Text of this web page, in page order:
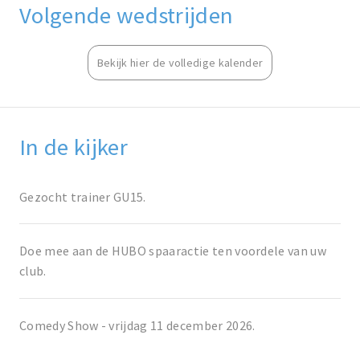
Volgende wedstrijden
Bekijk hier de volledige kalender
In de kijker
Gezocht trainer GU15.
Doe mee aan de HUBO spaaractie ten voordele van uw
club.
Comedy Show - vrijdag 11 december 2026.